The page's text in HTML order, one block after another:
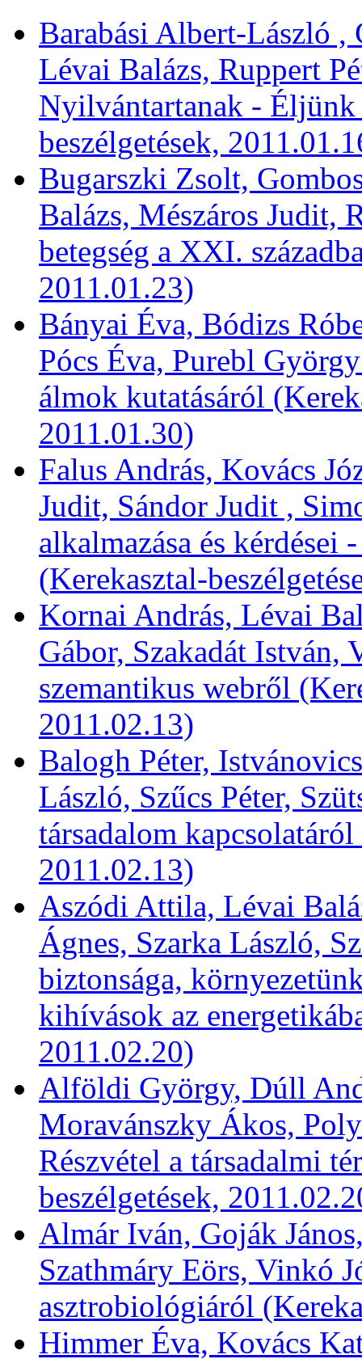
Barabási Albert-László ,
Lévai Balázs, Ruppert
Nyilvántartanak - Éljünk
beszélgetések,
Bugarszki Zsolt,
Balázs, Mészáros Judit,
betegség a XXI.
2011.01.23)
Bányai Éva, Bódizs
Pócs Éva, Purebl
álmok kutatásáról
2011.01.30)
Falus András, Kovács
Judit, Sándor Judit ,
alkalmazása és kérdései
(Kerekasztal-
Kornai András, Lévai
Gábor, Szakadát István,
szemantikus webről
2011.02.13)
Balogh Péter,
László, Szűcs Péter,
társadalom
2011.02.13)
Aszódi Attila, Lévai
Ágnes, Szarka László,
biztonsága,
kihívások az
2011.02.20)
Alföldi György, Dúll
Moravánszky Ákos,
Részvétel a társadalmi
beszélgetések,
Almár Iván, Goják
Szathmáry Eörs, Vinkó
asztrobiológiáról
Himmer Éva, Kovács